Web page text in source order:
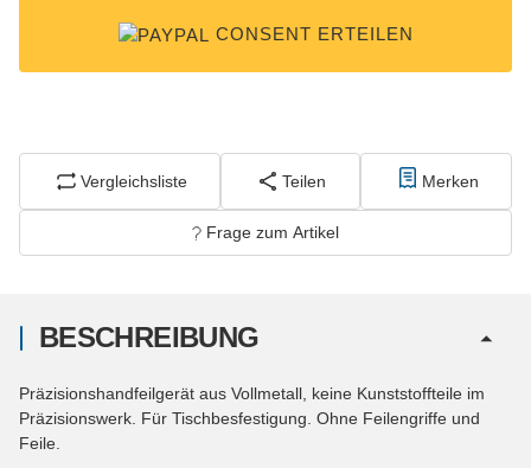
CONSENT ERTEILEN
Vergleichsliste Teilen Merken
Frage zum Artikel
BESCHREIBUNG
Präzisionshandfeilgerät aus Vollmetall, keine Kunststoffteile im
Präzisionswerk. Für Tischbesfestigung. Ohne Feilengriffe und
Feile.